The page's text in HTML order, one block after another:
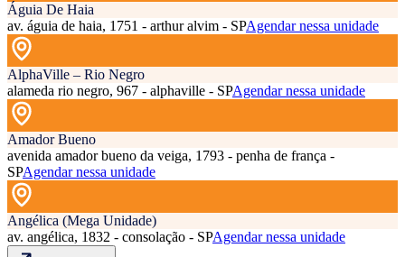
Águia De Haia
av. águia de haia, 1751 - arthur alvim - SPAgendar nessa unidade
AlphaVille – Rio Negro
alameda rio negro, 967 - alphaville - SPAgendar nessa unidade
Amador Bueno
avenida amador bueno da veiga, 1793 - penha de frança -
SPAgendar nessa unidade
Angélica (Mega Unidade)
av. angélica, 1832 - consolação - SPAgendar nessa unidade